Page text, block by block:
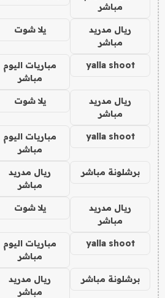
مباشر
ريال مدريد
مباشر
يلا شوت
yalla shoot
مباريات اليوم
مباشر
ريال مدريد
مباشر
يلا شوت
yalla shoot
مباريات اليوم
مباشر
برشلونة مباشر
ريال مدريد
مباشر
ريال مدريد
مباشر
يلا شوت
yalla shoot
مباريات اليوم
مباشر
برشلونة مباشر
ريال مدريد
مباشر